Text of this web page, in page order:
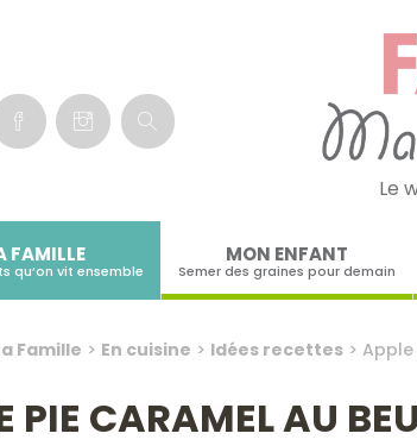
Le
FAMILLE
qu’on vit ensemble
MON ENFANT
Semer des graines pour demain
Famille > En cuisine > Idées recettes>
PIE CARAMEL AU